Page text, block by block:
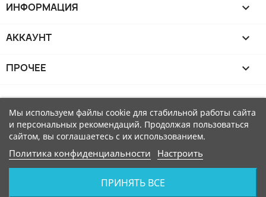
ИНФОРМАЦИЯ 
АККАУНТ 
ПРОЧЕЕ 
Мы используем файлы cookie для стабильной работы сайта
и персональных рекомендаций. Продолжая пользоваться
сайтом, вы соглашаетесь с их использованием.
Политика конфиденциальности Настроить
ПРИНЯТЬ ВСЕ